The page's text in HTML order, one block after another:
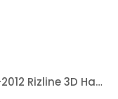
Toyota Auris 2007-2012 Rizline 3D Havuzlu Paspas